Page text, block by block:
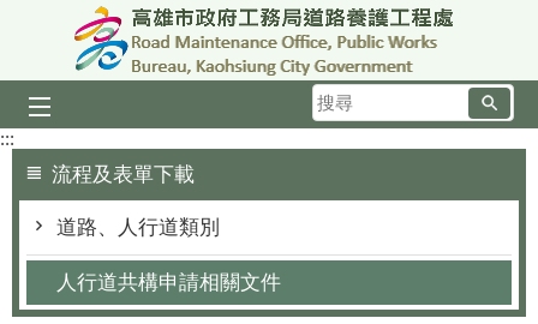
跳到主要內容區塊
搜
尋
:::
流程及表單下載
道路、人行道類別
人行道共構申請相關文件